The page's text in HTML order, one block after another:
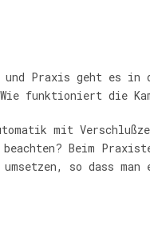
und Praxis geht es in
funktioniert die
mit
Beim
umsetzen, so dass